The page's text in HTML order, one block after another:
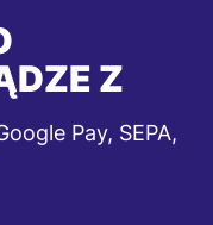
Z
Pay, SEPA,